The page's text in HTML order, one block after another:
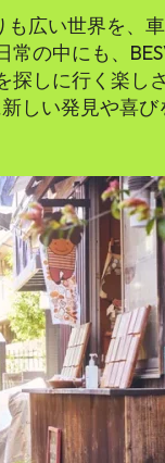
も広い世界を、
の中にも、
探しに行く楽し
しい発見や喜